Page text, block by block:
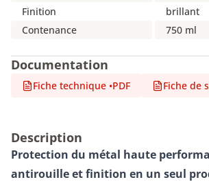
Finition
brillant
Contenance
750 ml
Documentation
Fiche technique •PDF Fiche de
Description
Protection du métal haute
antirouille et finition en un seul